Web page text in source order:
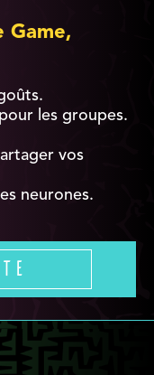
Game,
les groupes.
vos
neurones.